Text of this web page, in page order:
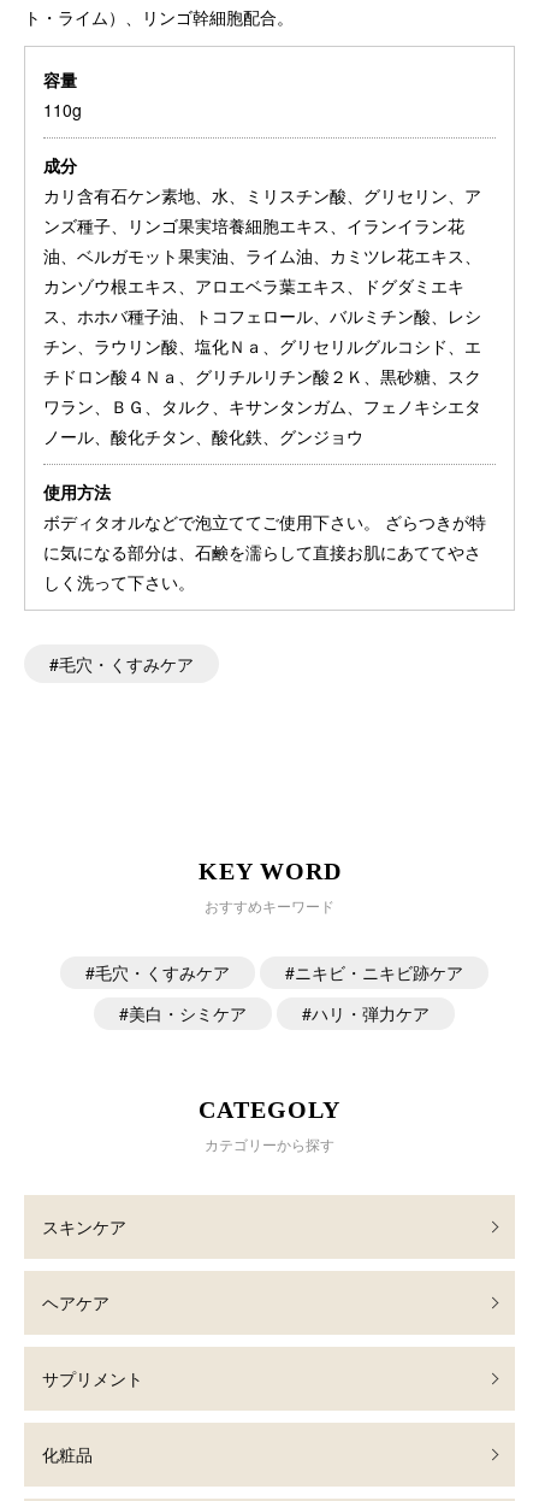
ト・ライム）、リンゴ幹細胞配合。
容量
110g
成分
カリ含有石ケン素地、水、ミリスチン酸、グリセリン、ア
ンズ種子、リンゴ果実培養細胞エキス、イランイラン花
油、ベルガモット果実油、ライム油、カミツレ花エキス、
カンゾウ根エキス、アロエベラ葉エキス、ドグダミエキ
ス、ホホバ種子油、トコフェロール、バルミチン酸、レシ
チン、ラウリン酸、塩化Ｎａ、グリセリルグルコシド、エ
チドロン酸４Ｎａ、グリチルリチン酸２Ｋ、黒砂糖、スク
ワラン、ＢＧ、タルク、キサンタンガム、フェノキシエタ
ノール、酸化チタン、酸化鉄、グンジョウ
使用方法
ボディタオルなどで泡立ててご使用下さい。 ざらつきが特
に気になる部分は、石鹸を濡らして直接お肌にあててやさ
しく洗って下さい。
毛穴・くすみケア
KEY WORD
おすすめキーワード
毛穴・くすみケア
ニキビ・ニキビ跡ケア
美白・シミケア
ハリ・弾力ケア
CATEGOLY
カテゴリーから探す
スキンケア
ヘアケア
サプリメント
化粧品